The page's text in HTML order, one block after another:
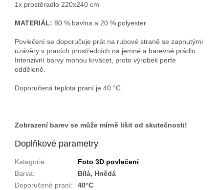
1x prostěradlo 220x240 cm
MATERIÁL: 80 % bavlna a 20 % polyester
Povlečení se doporučuje prát na rubové straně se zapnutými
uzávěry v pracích prostředcích na jemné a barevné prádlo.
Intenzivní barvy mohou krvácet, proto výrobek perte
odděleně.
Doporučená teplota praní je 40 °C.
Zobrazení barev se může mírně lišit od skutečnosti!
Doplňkové parametry
Kategorie:
Foto 3D povlečení
Barva:
Bílá, Hnědá
Doporučené praní:
40°C